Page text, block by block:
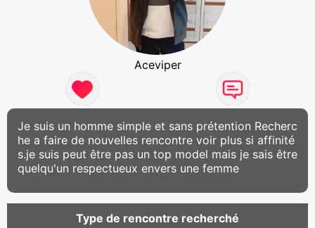
Aceviper
Je suis un homme simple et sans prétention Recherc
he a faire de nouvelles rencontre voir plus si affinité
s.je suis peut être pas un top model mais je sais être
quelqu'un respectueux envers une femme
Type de rencontre recherché